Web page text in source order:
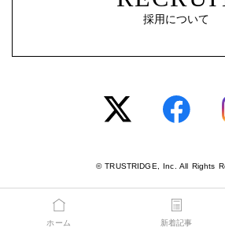
採用について
© TRUSTRIDGE, Inc. All Rights
ホーム 新着記事